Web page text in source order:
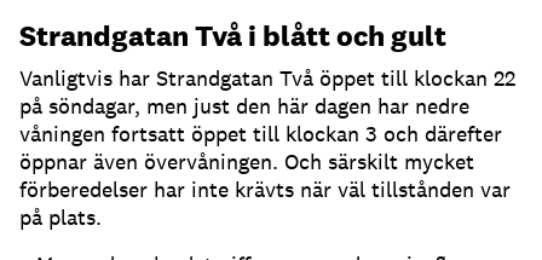
Strandgatan Två i blått och gult
Vanligtvis har Strandgatan Två öppet till klockan 22
på söndagar, men just den här dagen har nedre
våningen fortsatt öppet till klockan 3 och därefter
öppnar även övervåningen. Och särskilt mycket
förberedelser har inte krävts när väl tillstånden var
på plats.